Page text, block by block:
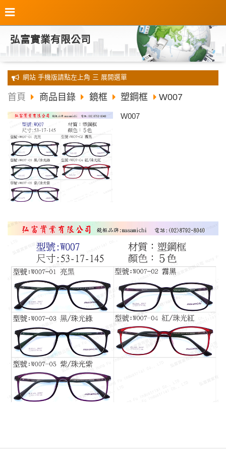
弘富實業有限公司
全新 網站 手機版請點左上角 三 展開選單
首頁 商品目錄 鏡框 塑鋼框 W007
W007